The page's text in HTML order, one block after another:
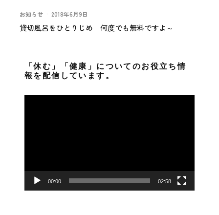
お知らせ · 2018年6月9日
貸切風呂をひとりじめ 何度でも無料ですよ～
「休む」「健康」についてのお役立ち情
報を配信しています。
ー
00:00 02:58